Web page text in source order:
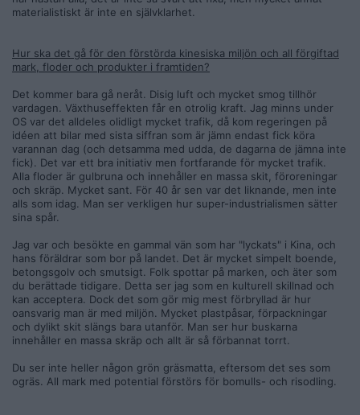
materialistiskt är inte en självklarhet.
Hur ska det gå för den förstörda kinesiska miljön och all förgiftad
mark, floder och produkter i framtiden?
Det kommer bara gå neråt. Disig luft och mycket smog tillhör
vardagen. Växthuseffekten får en otrolig kraft. Jag minns under
OS var det alldeles olidligt mycket trafik, då kom regeringen på
idéen att bilar med sista siffran som är jämn endast fick köra
varannan dag (och detsamma med udda, de dagarna de jämna inte
fick). Det var ett bra initiativ men fortfarande för mycket trafik.
Alla floder är gulbruna och innehåller en massa skit, föroreningar
och skräp. Mycket sant. För 40 år sen var det liknande, men inte
alls som idag. Man ser verkligen hur super-industrialismen sätter
sina spår.
Jag var och besökte en gammal vän som har "lyckats" i Kina, och
hans föräldrar som bor på landet. Det är mycket simpelt boende,
betongsgolv och smutsigt. Folk spottar på marken, och äter som
du berättade tidigare. Detta ser jag som en kulturell skillnad och
kan acceptera. Dock det som gör mig mest förbryllad är hur
oansvarig man är med miljön. Mycket plastpåsar, förpackningar
och dylikt skit slängs bara utanför. Man ser hur buskarna
innehåller en massa skräp och allt är så förbannat torrt.
Du ser inte heller någon grön gräsmatta, eftersom det ses som
ogräs. All mark med potential förstörs för bomulls- och risodling.